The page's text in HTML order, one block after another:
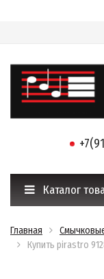
Каталог
Главная
Купить pirastro